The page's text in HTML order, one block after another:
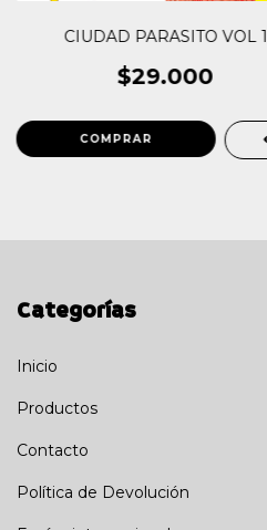
CIUDAD PARASITO VOL 1
$29.000
Categorías
Inicio
Productos
Contacto
Política de Devolución